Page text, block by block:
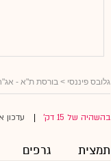
גלובס פיננסי > בורסת ת"א -
בהשהיה של 15 דק' עדכון
תמצית גרפים